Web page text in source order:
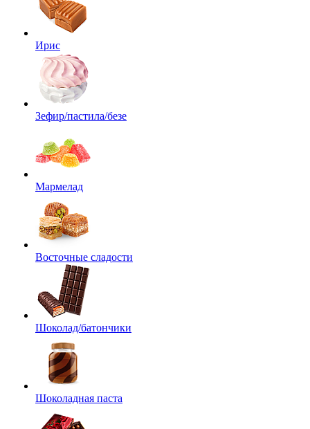
Ирис
Зефир/пастила/безе
Мармелад
Восточные сладости
Шоколад/батончики
Шоколадная паста